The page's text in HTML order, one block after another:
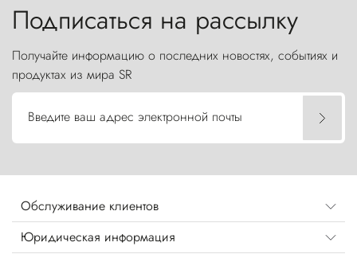
Подписаться на рассылку
Получайте информацию о последних новостях, событиях и
продуктах из мира SR
Введите ваш адрес электронной почты
Обслуживание клиентов
Юридическая информация